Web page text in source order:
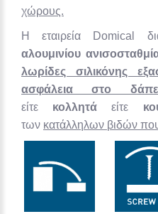
χώρους.
Η εταιρεία Domical
αλουμινίου
λωρίδες σιλικόνης
ασφάλεια στο
είτε κολλητάείτε
των κατάλληλων βιδών